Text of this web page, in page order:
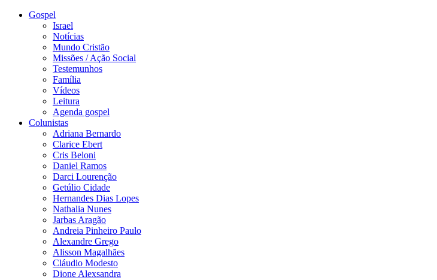
Gospel
Israel
Notícias
Mundo Cristão
Missões / Ação Social
Testemunhos
Família
Vídeos
Leitura
Agenda gospel
Colunistas
Adriana Bernardo
Clarice Ebert
Cris Beloni
Daniel Ramos
Darci Lourenção
Getúlio Cidade
Hernandes Dias Lopes
Nathalia Nunes
Jarbas Aragão
Andreia Pinheiro Paulo
Alexandre Grego
Alisson Magalhães
Cláudio Modesto
Dione Alexsandra